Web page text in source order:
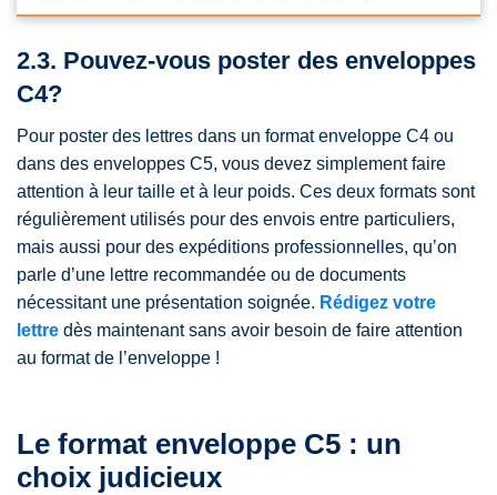
2.3. Pouvez-vous poster des enveloppes
C4?
Pour poster des lettres dans un format enveloppe C4 ou
dans des enveloppes C5, vous devez simplement faire
attention à leur taille et à leur poids. Ces deux formats sont
régulièrement utilisés pour des envois entre particuliers,
mais aussi pour des expéditions professionnelles, qu’on
parle d’une lettre recommandée ou de documents
nécessitant une présentation soignée. Rédigez votre
lettre dès maintenant sans avoir besoin de faire attention
au format de l’enveloppe !
Le format enveloppe C5 : un
choix judicieux